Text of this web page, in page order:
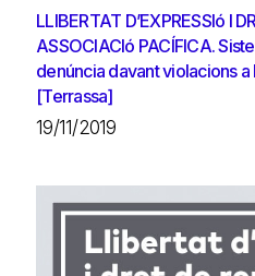
LLIBERTAT D’EXPRESSIó I
ASSOCIACIó PACÍFICA.
denúncia davant violacions a
[Terrassa]
19/11/2019